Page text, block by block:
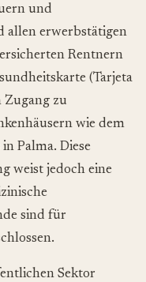
und
allen erwerbstätigen
Rentnern
(Tarjeta
Zugang zu
wie dem
Palma. Diese
weist jedoch eine
sind für
Sektor